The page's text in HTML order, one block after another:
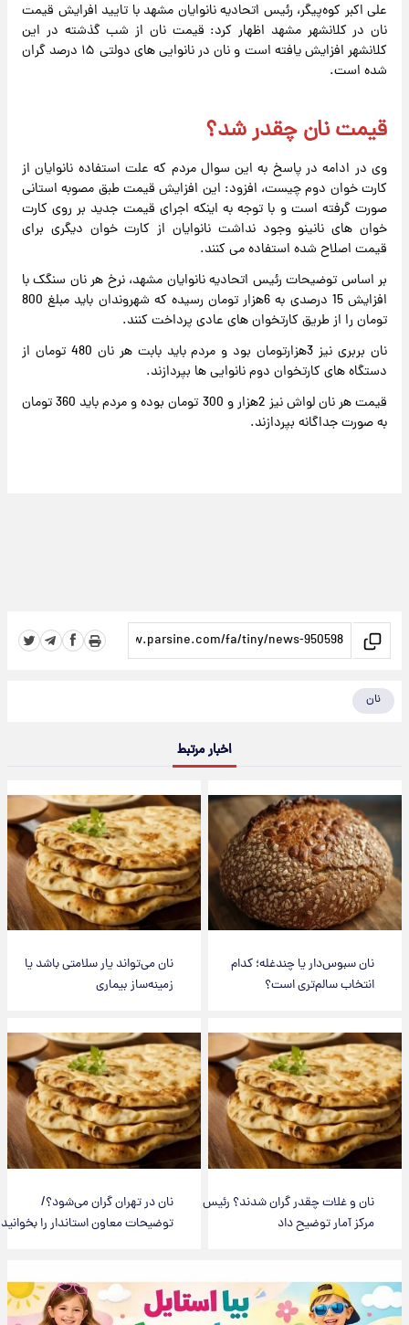
علی اکبر کوه‌پیگر، رئیس اتحادیه نانوایان مشهد با تایید افرایش قیمت
نان در کلانشهر مشهد اظهار کرد: قیمت نان از شب گذشته در این
کلانشهر افزایش یافته است و نان در نانوایی های دولتی ۱۵ درصد گران
شده است.
قیمت نان چقدر شد؟
وی در ادامه در پاسخ به این سوال مردم که علت استفاده نانوایان از
کارت خوان دوم چیست، افزود: این افزایش قیمت طبق مصوبه استانی
صورت گرفته است و با توجه به اینکه اجرای قیمت جدید بر روی کارت
خوان های نانینو وجود نداشت نانوایان از کارت خوان دیگری برای
قیمت اصلاح شده استفاده می کنند.
بر اساس توضیحات رئیس اتحادیه نانوایان مشهد، ‌نرخ هر نان سنگک با
افزایش 15 درصدی به 6هزار تومان رسیده که شهروندان باید مبلغ 800
تومان را از طریق کارتخوان های عادی پرداخت کنند.
نان بربری نیز 3هزارتومان بود و مردم باید بابت هر نان 480 تومان از
دستگاه های کارتخوان دوم نانوایی ها بپردازند.
قیمت هر نان لواش نیز 2هزار و 300 تومان بوده و مردم باید 360 تومان
به صورت جداگانه بپردازند.
نان
اخبار مرتبط
نان سبوس‌دار یا چندغله؛ کدام
انتخاب سالم‌تری است؟
نان می‌تواند یار سلامتی باشد یا
زمینه‌ساز بیماری
نان و غلات چقدر گران شدند؟ رئیس
مرکز آمار توضیح داد
نان در تهران گران می‌شود؟/
توضیحات معاون استاندار را بخوانید